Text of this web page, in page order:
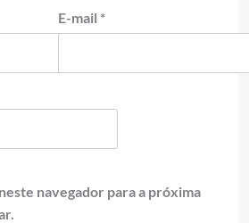
E-mail *
navegador para a próxima